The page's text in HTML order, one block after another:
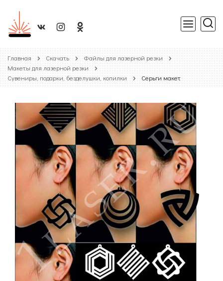
Главная Скачать
Файлы для лазерной резки
Макеты для лазерной резки
Сувениры, подарки, безделушки, копилки
Серьги макет